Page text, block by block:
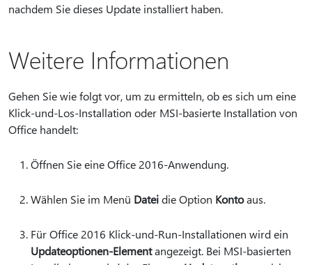
nachdem Sie dieses Update installiert haben.
Weitere Informationen
Gehen Sie wie folgt vor, um zu ermitteln, ob es sich um eine
Klick-und-Los-Installation oder MSI-basierte Installation von
Office handelt:
Öffnen Sie eine Office 2016-Anwendung.
Wählen Sie im Menü Dateidie Option Kontoaus.
Für Office 2016 Klick-und-Run-Installationen wird ein
Updateoptionen-Elementangezeigt. Bei MSI-basierten